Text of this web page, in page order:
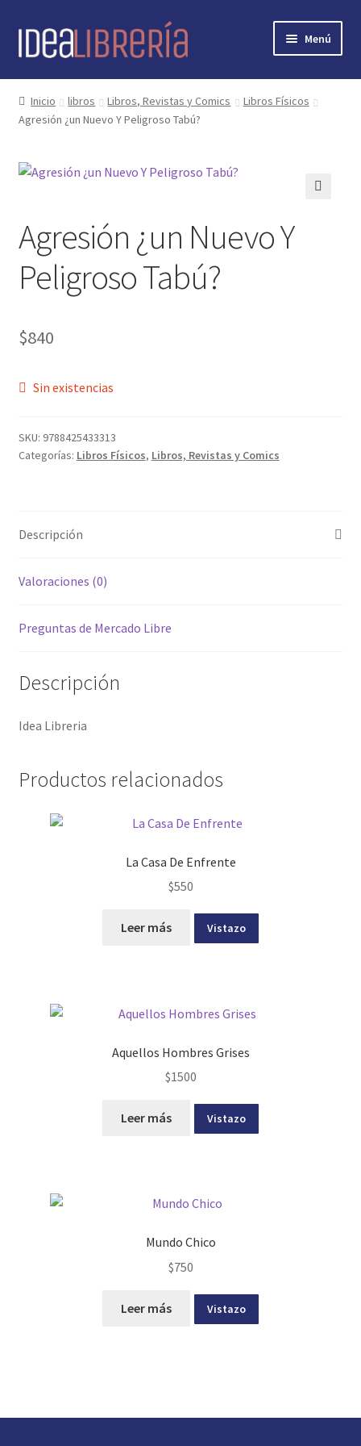
Ir
Ir
Menú
Inicio
contacto
libros
nosotros
novedades
preguntas
Inicio libros Libros, Revistas y Comics
Libros Físicos
Agresión ¿un Nuevo Y Peligroso Tabú?
Agresión ¿un Nuevo Y
Peligroso Tabú?
$840
Sin existencias
SKU: 9788425433313
Categorías: Libros Físicos, Libros, Revistas y Comics
Descripción
Valoraciones (0)
Preguntas de Mercado Libre
Descripción
Idea Libreria
Productos relacionados
La Casa De Enfrente
$550
Leer más Vistazo
Aquellos Hombres Grises
$1500
Leer más Vistazo
Mundo Chico
$750
Leer más Vistazo